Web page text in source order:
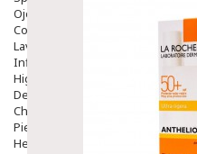
Ojos Y Oidos
Congestión
Lavado Ojos
Inflamación Del Oido (otitis)
Higiene Oido
Deshabituación Tabaquismo
Chicles
Piel
Herpes Y Hongos